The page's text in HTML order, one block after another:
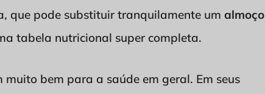
que pode substituir tranquilamente um almoço
tabela nutricional super completa.
bem para a saúde em geral. Em seus